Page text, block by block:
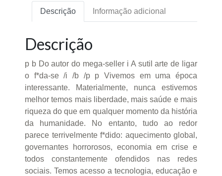
Descrição Informação adicional
Descrição
p b Do autor do mega-seller i A sutil arte de ligar
o f*da-se /i /b /p p Vivemos em uma época
interessante. Materialmente, nunca estivemos
melhor temos mais liberdade, mais saúde e mais
riqueza do que em qualquer momento da história
da humanidade. No entanto, tudo ao redor
parece terrivelmente f*dido: aquecimento global,
governantes horrorosos, economia em crise e
todos constantemente ofendidos nas redes
sociais. Temos acesso a tecnologia, educação e